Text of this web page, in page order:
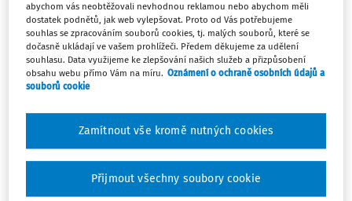
Nezabavitelná částka v posledních dvou letech výrazně
vzrostla. Dlužníkům tak sice zůstává víc peněz, ale
výhodné to pro ně být nemusí. Když se totiž nedaří umořit
pohledávku srážkami z mezd, může přistoupit exekutor k
daleko invazivnějším způsobům, včetně zabavování
věřitelů na to doplácejí i drobní věřitelé, jako jsou
činů nebo malí a střední podnikatelé.
Asociace věřitelů doporučuje úpravu systému srážek ze
abychom vás neobtěžovali nevhodnou reklamou nebo abychom měli
dostatek podnětů, jak web vylepšovat. Proto od Vás potřebujeme
souhlas se zpracováním souborů cookies, tj. malých souborů, které se
dočasně ukládají ve vašem prohlížeči. Předem děkujeme za udělení
souhlasu. Data využijeme ke zlepšování našich služeb a přizpůsobení
obsahu webu přímo Vám na míru. Oznámení o ochraně osobních údajů a
souborů cookie
Zamítnout vše kromě nutných cookies
Přijmout všechny soubory cookie